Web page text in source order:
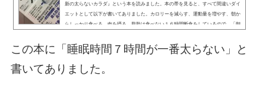
新の太らないカラダ』という本を読みました。本の帯を見ると、すべて間違いダイ
エットとして以下が書いてありました。カロリーを減らす、運動量を増やす、朝か
らしっかり食べる、肉を摂る、脂肪は食べない１６時間断食をしているので、「朝
買いました。トロント最高の医師が教える世界最新の太らないカラダ「カロリー制
限」が間違っているなんて思っている人はいないと思...
この本に「睡眠時間７時間が一番太らない」と
書いてありました。